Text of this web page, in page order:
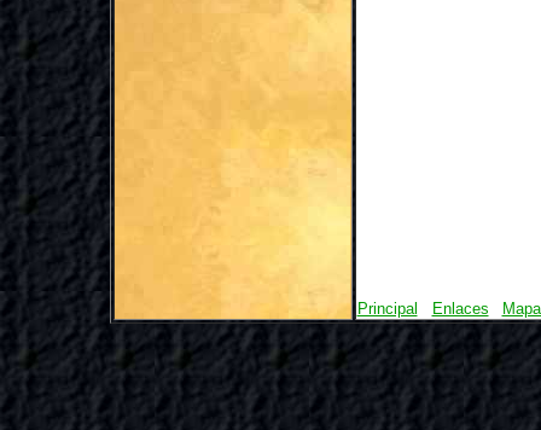
Principal Enlaces